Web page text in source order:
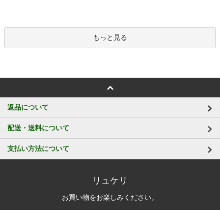
もっと見る
返品について
配送・送料について
支払い方法について
リュケリ
お買い物をお楽しみください。